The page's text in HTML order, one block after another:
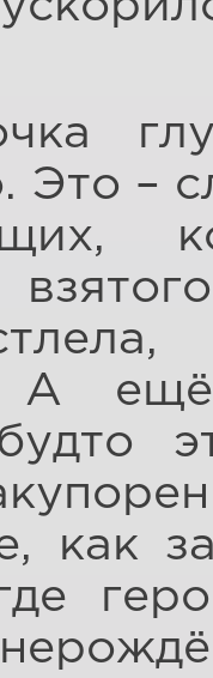
Это –
А
как